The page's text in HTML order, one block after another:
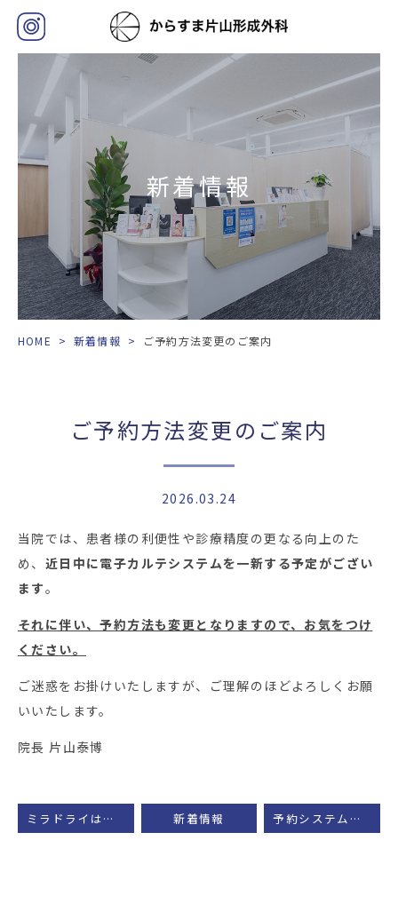
新着情報
HOME > 新着情報 > ご予約方法変更のご案内
ご予約方法変更のご案内
2026.03.24
当院では、患者様の利便性や診療精度の更なる向上のた
め、 近日中に電子カルテシステムを一新する予定がござい
ます。
それに伴い、予約方法も変更となりますので、お気をつけ
ください。
ご迷惑をお掛けいたしますが、ご理解のほどよろしくお願
いいたします。
院長 片山泰博
ミラドライは保険適用される？費用相場・保険手術との違いを医師監修レベルで解説 新着情報 予約システム変更のお知らせ